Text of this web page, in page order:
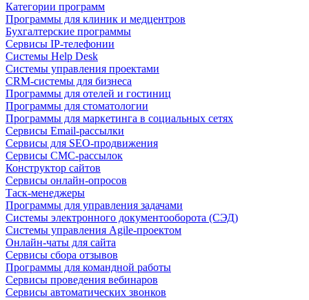
Категории программ
Программы для клиник и медцентров
Бухгалтерские программы
Сервисы IP-телефонии
Системы Help Desk
Системы управления проектами
CRM-системы для бизнеса
Программы для отелей и гостиниц
Программы для стоматологии
Программы для маркетинга в социальных сетях
Сервисы Email-рассылки
Сервисы для SEO-продвижения
Сервисы СМС-рассылок
Конструктор сайтов
Сервисы онлайн-опросов
Таск-менеджеры
Программы для управления задачами
Системы электронного документооборота (СЭД)
Системы управления Agile-проектом
Онлайн-чаты для сайта
Сервисы сбора отзывов
Программы для командной работы
Сервисы проведения вебинаров
Сервисы автоматических звонков